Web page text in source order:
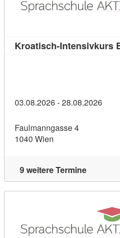
Kroatisch-Intensivkurs
03.08.2026 - 28.08.2026
Faulmanngasse 4
1040 Wien
9 weitere Termine